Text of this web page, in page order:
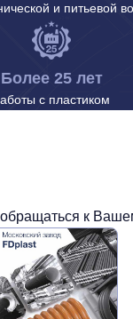
и питьевой
Более 25 лет
с пластиком
к